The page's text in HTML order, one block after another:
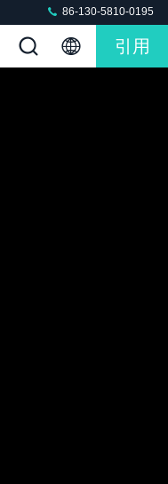
86-130-5810-0195
引用